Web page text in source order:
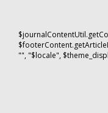
"", "$locale",